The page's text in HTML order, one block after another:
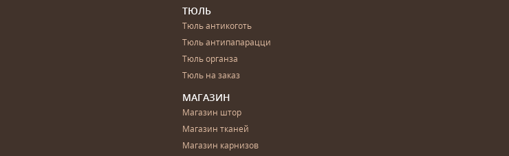
ТЮЛЬ
Тюль антикоготь
Тюль антипапарацци
Тюль органза
Тюль на заказ
МАГАЗИН
Магазин штор
Магазин тканей
Магазин карнизов